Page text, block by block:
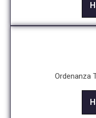
Ordenanza